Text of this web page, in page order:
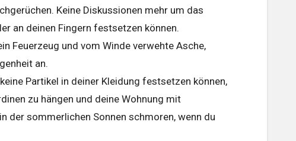
Keine Diskussionen mehr um das
an deinen Fingern festsetzen können.
Feuerzeug und vom Winde verwehte Asche,
an.
Partikel in deiner Kleidung festsetzen können,
zu hängen und deine Wohnung mit
der sommerlichen Sonnen schmoren, wenn du